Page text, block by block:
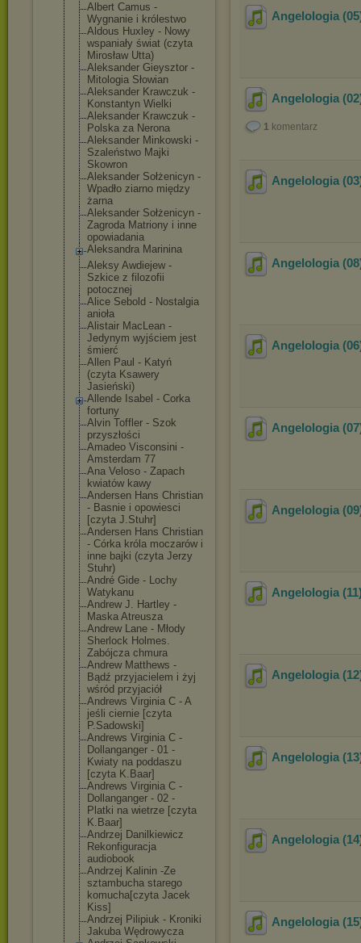
Albert Camus -
Wygnanie i królestwo
Aldous Huxley - Nowy
wspaniały świat (czyta
Mirosław Utta)
Aleksander Gieysztor -
Mitologia Słowian
Aleksander Krawczuk -
Konstantyn Wielki
Aleksander Krawczuk -
Polska za Nerona
Aleksander Minkowski -
Szaleństwo Majki
Skowron
Aleksander Sołżenicyn -
Wpadło ziarno między
żarna
Aleksander Sołżenicyn -
Zagroda Matriony i inne
opowiadania
Aleksandra Marinina
Aleksy Awdiejew -
Szkice z filozofii
potocznej
Alice Sebold - Nostalgia
anioła
Alistair MacLean -
Jedynym wyjściem jest
śmierć
Allen Paul - Katyń
(czyta Ksawery
Jasieński)
Allende Isabel - Corka
fortuny
Alvin Toffler - Szok
przyszłości
Amadeo Visconsini -
Amsterdam 77
Ana Veloso - Zapach
kwiatów kawy
Andersen Hans Christian
- Basnie i opowiesci
[czyta J.Stuhr]
Andersen Hans Christian
- Córka króla moczarów i
inne bajki (czyta Jerzy
Stuhr)
André Gide - Lochy
Watykanu
Andrew J. Hartley -
Maska Atreusza
Andrew Lane - Młody
Sherlock Holmes.
Zabójcza chmura
Andrew Matthews -
Bądź przyjacielem i żyj
wśród przyjaciół
Andrews Virginia C - A
jeśli ciernie [czyta
P.Sadowski]
Andrews Virginia C -
Dollanganger - 01 -
Kwiaty na poddaszu
[czyta K.Baar]
Andrews Virginia C -
Dollanganger - 02 -
Platki na wietrze [czyta
K.Baar]
Andrzej Danilkiewicz
Rekonfiguracja
audiobook
Andrzej Kalinin -Ze
sztambucha starego
komucha[czyta Jacek
Kiss]
Andrzej Pilipiuk - Kroniki
Jakuba Wędrowycza
Angelologia
Angelologia
1 komentarz
Angelologia
Angelologia
Angelologia
Angelologia
Angelologia
Angelologia
Angelologia
Angelologia
Angelologia
Angelologia